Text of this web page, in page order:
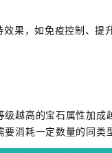
果，如免疫控制、提
级越高的宝石属性加成
消耗一定数量的同类